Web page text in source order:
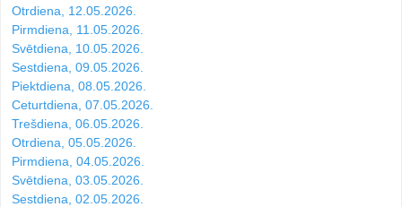
Otrdiena, 12.05.2026.
Pirmdiena, 11.05.2026.
Svētdiena, 10.05.2026.
Sestdiena, 09.05.2026.
Piektdiena, 08.05.2026.
Ceturtdiena, 07.05.2026.
Trešdiena, 06.05.2026.
Otrdiena, 05.05.2026.
Pirmdiena, 04.05.2026.
Svētdiena, 03.05.2026.
Sestdiena, 02.05.2026.